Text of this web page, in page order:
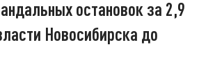
остановок за 2,9
Новосибирска до